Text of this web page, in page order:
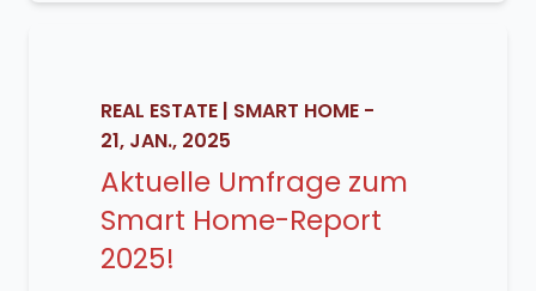
REAL ESTATE| SMART HOME-
21, JAN., 2025
Aktuelle Umfrage zum
Smart Home-Report
2025!